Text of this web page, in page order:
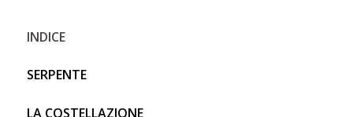
INDICE
SERPENTE
LA COSTELLAZIONE